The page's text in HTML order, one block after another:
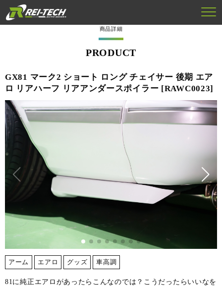
商品詳細
PRODUCT
GX81 マーク2 ショート ロング チェイサー 後期 エア
ロ リアハーフ リアアンダースポイラー [RAWC0023]
アーム エアロ グッズ 車高調
81に純正エアロがあったらこんなのでは？こうだったらいいなを